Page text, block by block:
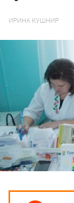
ИРИНА КУШНИР